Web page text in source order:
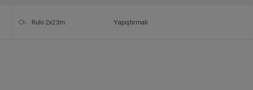
Rulo 2x23m Yapıştırmalı